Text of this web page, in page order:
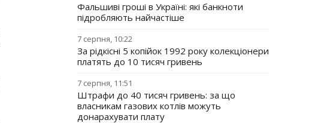
Фальшиві гроші в Україні: які банкноти
підробляють найчастіше
7 серпня, 10:22
За рідкісні 5 копійок 1992 року колекціонери
платять до 10 тисяч гривень
7 серпня, 11:51
Штрафи до 40 тисяч гривень: за що
власникам газових котлів можуть
донарахувати плату